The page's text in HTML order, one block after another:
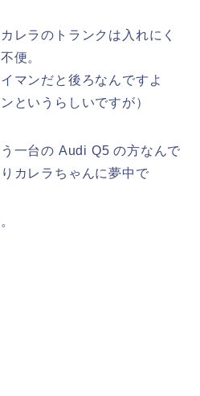
レラのトランクは入れにく
便。
マンだと後ろなんですよ
というらしいですが）
一台の Audi Q5 の方なんで
カレラちゃんに夢中で